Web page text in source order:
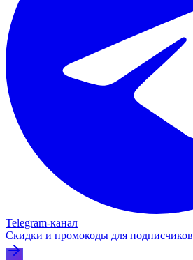
Telegram‑канал
Скидки и промокоды для подписчиков